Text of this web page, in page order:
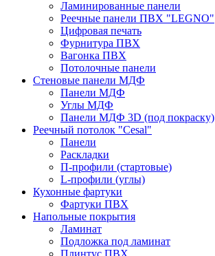
Ламинированные панели
Реечные панели ПВХ "LEGNO"
Цифровая печать
Фурнитура ПВХ
Вагонка ПВХ
Потолочные панели
Стеновые панели МДФ
Панели МДФ
Углы МДФ
Панели МДФ 3D (под покраску)
Реечный потолок "Cesal"
Панели
Раскладки
П-профили (стартовые)
L-профили (углы)
Кухонные фартуки
Фартуки ПВХ
Напольные покрытия
Ламинат
Подложка под ламинат
Плинтус ПВХ